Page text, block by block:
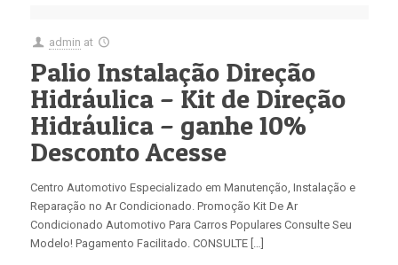
admin at
Palio Instalação Direção
Hidráulica – Kit de Direção
Hidráulica – ganhe 10%
Desconto Acesse
Centro Automotivo Especializado em Manutenção, Instalação e
Reparação no Ar Condicionado. Promoção Kit De Ar
Condicionado Automotivo Para Carros Populares Consulte Seu
Modelo! Pagamento Facilitado. CONSULTE […]